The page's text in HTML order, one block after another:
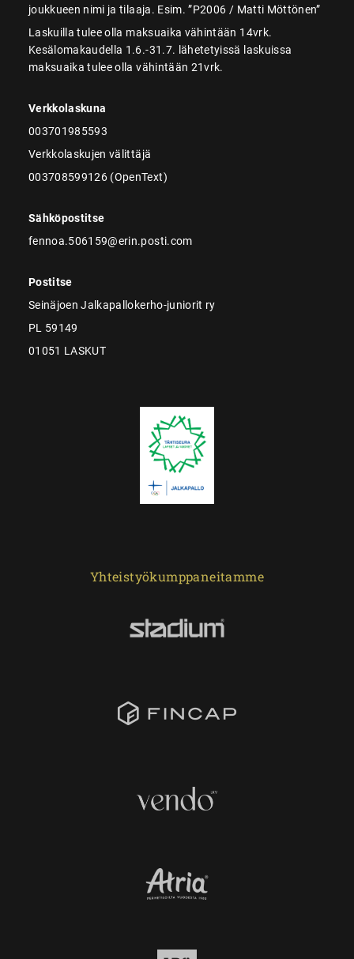
joukkueen nimi ja tilaaja. Esim. ”P2006 / Matti Möttönen”
Laskuilla tulee olla maksuaika vähintään 14vrk.
Kesälomakaudella 1.6.-31.7. lähetetyissä laskuissa
maksuaika tulee olla vähintään 21vrk.
Verkkolaskuna
003701985593
Verkkolaskujen välittäjä
003708599126 (OpenText)
Sähköpostitse
fennoa.506159@erin.posti.com
Postitse
Seinäjoen Jalkapallokerho-juniorit ry
PL 59149
01051 LASKUT
Yhteistyökumppaneitamme